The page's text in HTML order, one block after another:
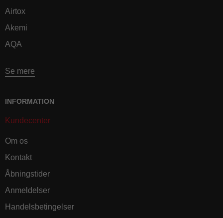
Airtox
Akemi
AQA
Se mere
INFORMATION
Kundecenter
Om os
Kontakt
Åbningstider
Anmeldelser
Handelsbetingelser